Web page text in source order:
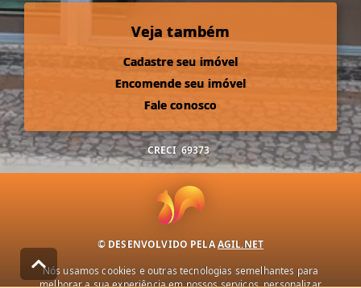
Veja também
Cadastre seu imóvel
Encomende seu imóvel
Fale conosco
CRECI 69373
© DESENVOLVIDO PELAAGIL.NET
Nós usamos cookies e outras tecnologias semelhantes para
melhorar a sua experiência em nossos serviços, personalizar